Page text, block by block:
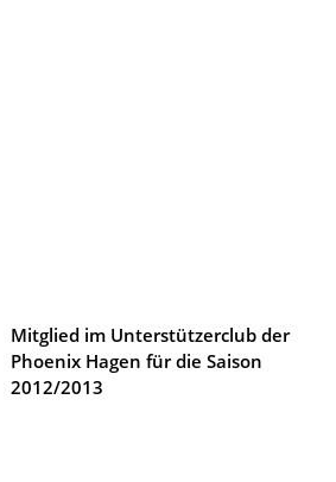
Mitglied im Unterstützerclub der
Phoenix Hagen für die Saison
2012/2013